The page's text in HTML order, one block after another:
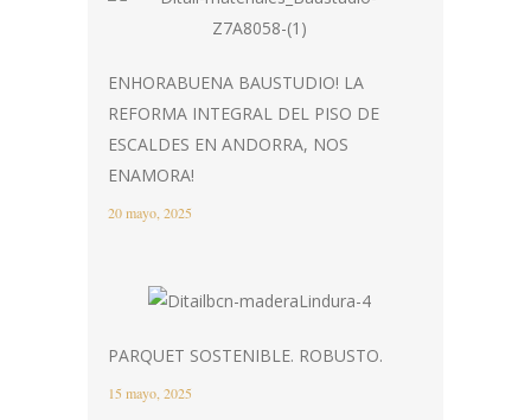
ENHORABUENA BAUSTUDIO! LA
REFORMA INTEGRAL DEL PISO DE
ESCALDES EN ANDORRA, NOS
ENAMORA!
20 mayo, 2025
PARQUET SOSTENIBLE. ROBUSTO.
15 mayo, 2025